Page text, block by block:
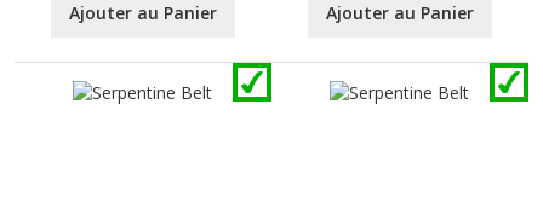
Ajouter au Panier Ajouter au Panier